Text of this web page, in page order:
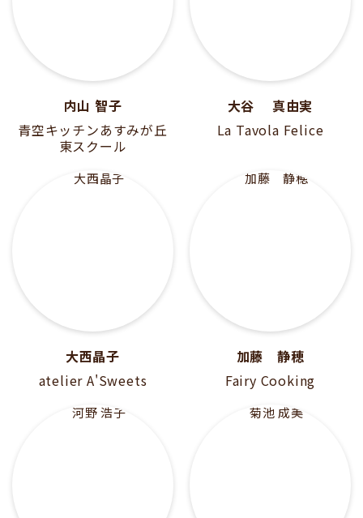
内山 智子
青空キッチンあすみが丘
東スクール
大谷 真由実
La Tavola Felice
大西晶子
atelier A'Sweets
加藤 静穂
Fairy Cooking